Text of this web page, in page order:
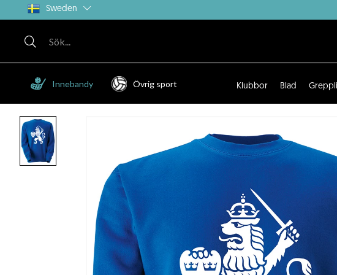
Sweden
Innebandy Övrig sport Klubbor Blad